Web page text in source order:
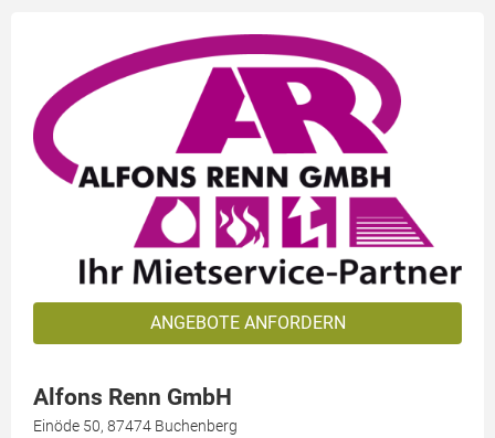
ANGEBOTE ANFORDERN
Alfons Renn GmbH
Einöde 50, 87474 Buchenberg